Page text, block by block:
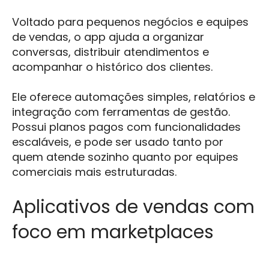
Voltado para pequenos negócios e equipes
de vendas, o app ajuda a organizar
conversas, distribuir atendimentos e
acompanhar o histórico dos clientes.
Ele oferece automações simples, relatórios e
integração com ferramentas de gestão.
Possui planos pagos com funcionalidades
escaláveis, e pode ser usado tanto por
quem atende sozinho quanto por equipes
comerciais mais estruturadas.
Aplicativos de vendas com
foco em marketplaces